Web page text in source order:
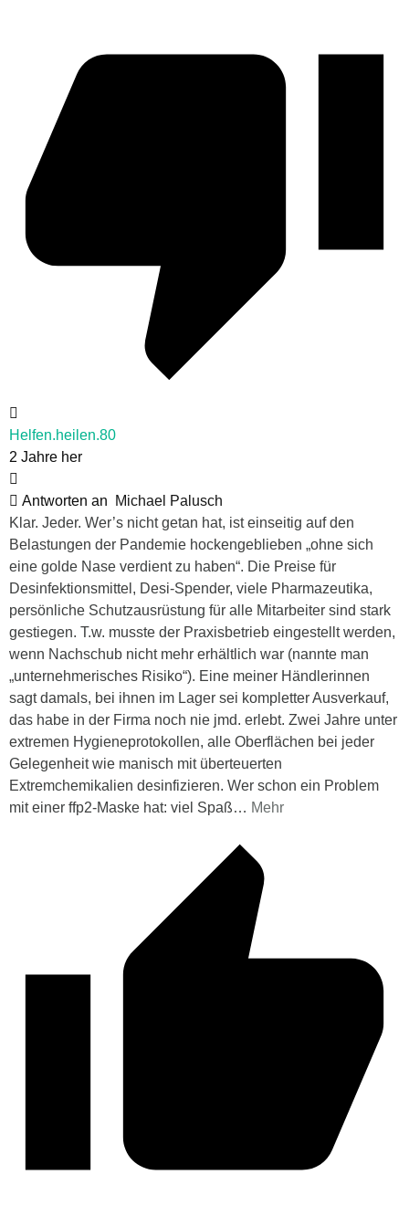
Helfen.heilen.80
2 Jahre her
Antworten an
Michael Palusch
Klar. Jeder. Wer’s nicht getan hat, ist einseitig auf den
Belastungen der Pandemie hockengeblieben „ohne sich
eine golde Nase verdient zu haben“. Die Preise für
Desinfektionsmittel, Desi-Spender, viele Pharmazeutika,
persönliche Schutzausrüstung für alle Mitarbeiter sind stark
gestiegen. T.w. musste der Praxisbetrieb eingestellt werden,
wenn Nachschub nicht mehr erhältlich war (nannte man
„unternehmerisches Risiko“). Eine meiner Händlerinnen
sagt damals, bei ihnen im Lager sei kompletter Ausverkauf,
das habe in der Firma noch nie jmd. erlebt. Zwei Jahre unter
extremen Hygieneprotokollen, alle Oberflächen bei jeder
Gelegenheit wie manisch mit überteuerten
Extremchemikalien desinfizieren. Wer schon ein Problem
mit einer ffp2-Maske hat: viel Spaß… Mehr